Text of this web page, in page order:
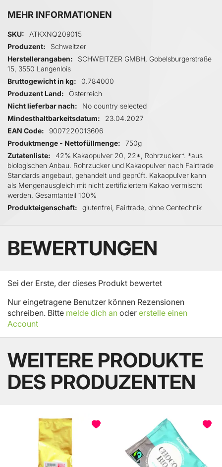
MEHR INFORMATIONEN
Mehr Informationen
SKU
ATKXNQ209015
Produzent
Schweitzer
Herstellerangaben
SCHWEITZER GMBH, Gobelsburgerstraße
15, 3550 Langenlois
Bruttogewicht in kg
0.784000
Produzent Land
Österreich
Nicht lieferbar nach
No country selected
Mindesthaltbarkeitsdatum
23.04.2027
EAN Code
9007220013606
Produktmenge - Nettofüllmenge
750g
Zutatenliste
42% Kakaopulver 20, 22*, Rohrzucker*. *aus
biologischen Anbau. Rohrzucker und Kakaopulver nach Fairtrade
Standards angebaut, gehandelt und geprüft. Kakaopulver kann
als Mengenausgleich mit nicht zertifiziertem Kakao vermischt
werden. Gesamtanteil 100%
Produkteigenschaft
glutenfrei, Fairtrade, ohne Gentechnik
BEWERTUNGEN
Sei der Erste, der dieses Produkt bewertet
Nur eingetragene Benutzer können Rezensionen
schreiben. Bitte melde dich an oder erstelle einen
Account
WEITERE PRODUKTE
DES PRODUZENTEN